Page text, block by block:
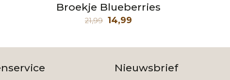
Broekje Blueberries
21,99 Oorspronkelijke
14,99Huidige
Nieuwsbrief